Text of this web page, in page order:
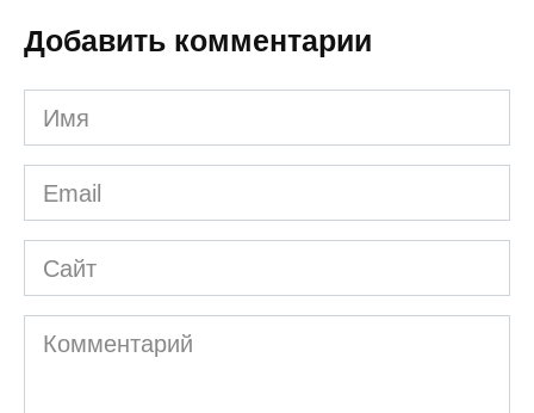
Добавить комментарии
Имя
*
Email
*
Сайт
Комментарий